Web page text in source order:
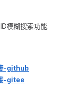
模糊搜索功能.
-github
-gitee